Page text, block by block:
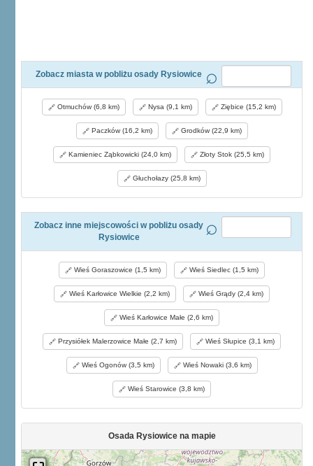
Zobacz miasta w pobliżu osady Rysiowice
Otmuchów (6,8 km) Nysa (9,1 km) Ziębice (15,2 km)
Paczków (16,2 km) Grodków (22,9 km)
Kamieniec Ząbkowicki (24,0 km) Złoty Stok (25,5 km)
Głuchołazy (25,8 km)
Zobacz inne miejscowości w pobliżu osady
Rysiowice
Wieś Goraszowice (1,5 km) Wieś Siedlec (1,5 km)
Wieś Karłowice Wielkie (2,2 km) Wieś Grądy (2,4 km)
Wieś Karłowice Małe (2,6 km)
Przysiółek Malerzowice Małe (2,7 km) Wieś Słupice (3,1 km)
Wieś Ogonów (3,5 km) Wieś Nowaki (3,6 km)
Wieś Starowice (3,8 km)
Osada Rysiowice na mapie